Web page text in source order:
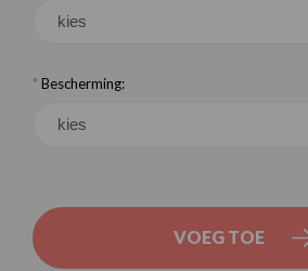
* Bescherming:
VOEG TOE